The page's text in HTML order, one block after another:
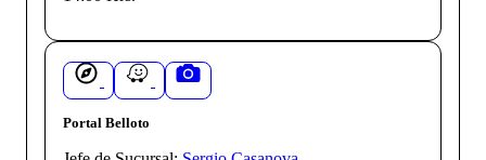
Portal Belloto